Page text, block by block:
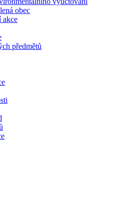
obec
akce
předmětů